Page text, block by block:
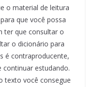
o material de leitura
que você possa
ter que consultar o
o dicionário para
é contraproducente,
estudando.
texto você consegue